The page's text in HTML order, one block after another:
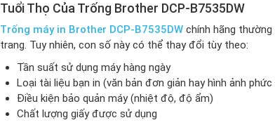
Tuổi Thọ Của Trống Brother DCP-B7535DW
Trống máy in Brother DCP-B7535DWchính hãng
trang. Tuy nhiên, con số này có thể thay đổi tùy theo:
Tần suất sử dụng máy hàng ngày
Loại tài liệu bạn in (văn bản đơn giản hay hình ảnh phức
Điều kiện bảo quản máy (nhiệt độ, độ ẩm)
Chất lượng giấy được sử dụng